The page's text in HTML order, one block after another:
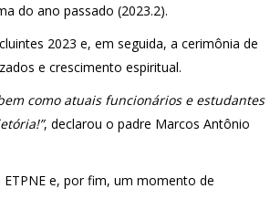
do ano passado (2023.2).
2023 e, em seguida, a cerimônia de
e crescimento espiritual.
como atuais funcionários e estudantes
, declarou o padre Marcos Antônio
e, por fim, um momento de